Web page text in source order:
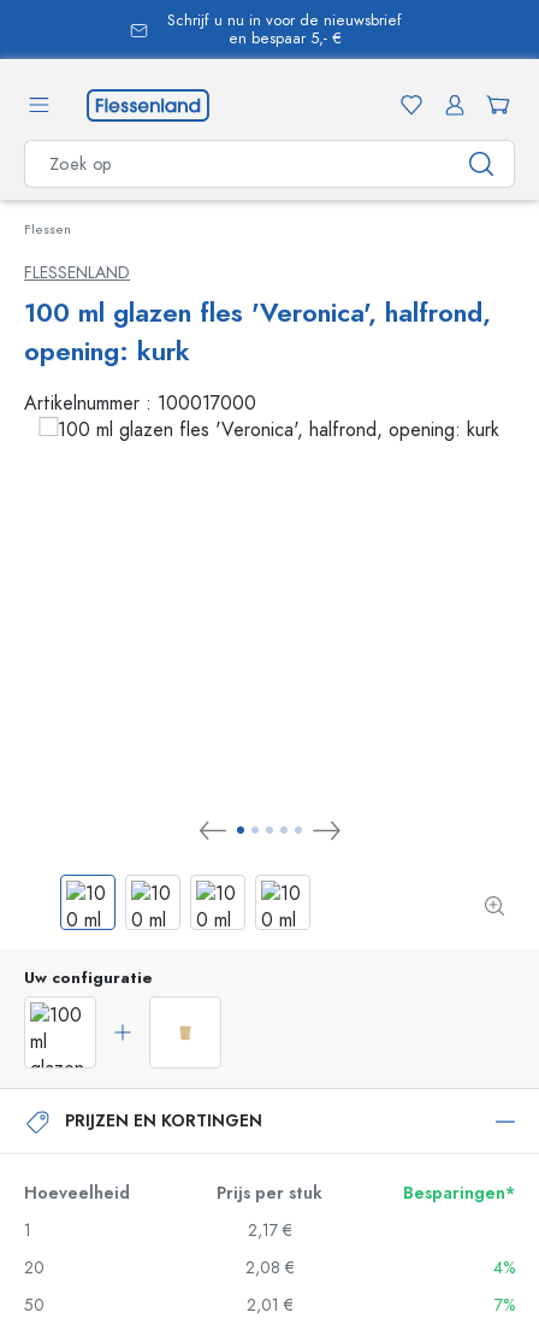
Schrijf u nu in voor de nieuwsbrief
en bespaar 5,- €
Flessen
FLESSENLAND
100 ml glazen fles 'Veronica', halfrond,
opening: kurk
Artikelnummer : 100017000
Uw configuratie
PRIJZEN EN KORTINGEN
Hoeveelheid Prijs per stuk
Besparingen*
1
2,17 €
20
2,08 €
4%
50
2,01 €
7%